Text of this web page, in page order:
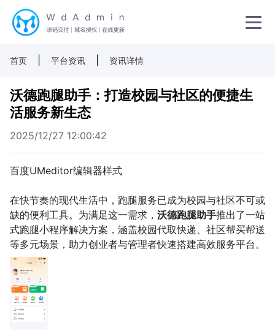
首页 平台资讯 资讯详情
沃德跑腿助手：打造校园与社区的便捷生
活服务新生态
2025/12/27 12:00:42
百度UMeditor编辑器样式
在快节奏的现代生活中，跑腿服务已成为校园与社区不可或
缺的便利工具。为满足这一需求， 沃德跑腿助手推出了一站
式跑腿小程序解决方案，涵盖校园代取快递、社区帮买帮送
等多元场景，助力创业者与管理者快速搭建高效服务平台。